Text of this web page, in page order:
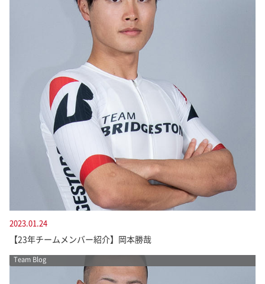
2023.01.24
【23年チームメンバー紹介】岡本勝哉
Team Blog